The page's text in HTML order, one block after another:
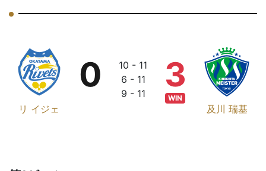
リ イジェ
0
10 - 11
6 - 11
9 - 11
及川 瑞基
3
WIN